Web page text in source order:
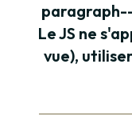
Le JS ne
vue),